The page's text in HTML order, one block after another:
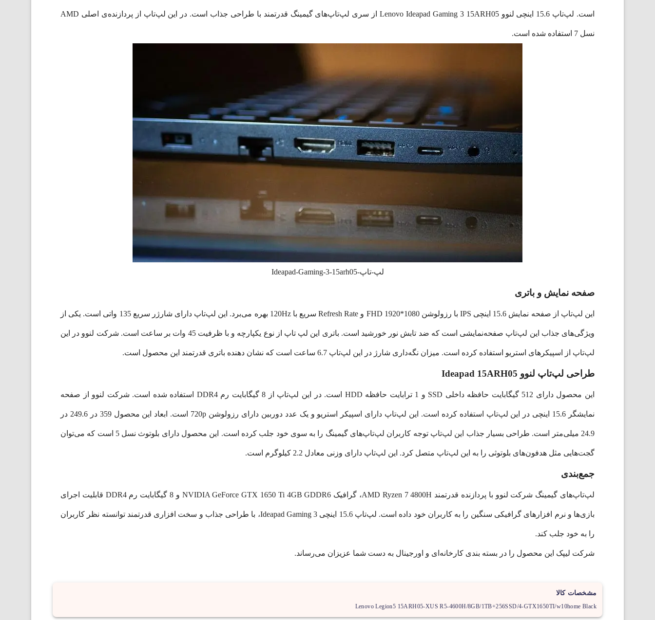
است. لپ‌تاپ 15.6 اینچی لنوو Lenovo Ideapad Gaming 3 15ARH05 از سری لپ‌تاپ‌های گیمینگ قدرتمند با طراحی جذاب است. در این لپ‌تاپ از پردازنده‌ی اصلی AMD
نسل 7 استفاده شده است.
لپ-تاپ-Ideapad-Gaming-3-15arh05
صفحه نمایش و باتری
این لپ‌تاپ از صفحه نمایش 15.6 اینچی IPS با رزولوشن FHD 1920*1080 و Refresh Rate سریع با 120Hz بهره می‌برد. این لپ‌تاپ دارای شارژر سریع 135 واتی است. یکی از
ویژگی‌های جذاب این لپ‌تاپ صفحه‌نمایشی است که ضد تابش نور خورشید است. باتری این لپ تاپ از نوع یکپارچه و با ظرفیت 45 وات بر ساعت است. شرکت لنوو در این
لپ‌تاپ از اسپیکرهای استریو استفاده کرده است. میزان نگه‌داری شارژ در این لپ‌تاپ 6.7 ساعت است که نشان دهنده باتری قدرتمند این محصول است.
طراحی لپ‌تاپ لنوو Ideapad 15ARH05
این محصول دارای 512 گیگابایت حافظه داخلی SSD و 1 ترابایت حافظه HDD است. در این لپ‌تاپ از 8 گیگابایت رم DDR4 استفاده شده است. شرکت لنوو از صفحه
نمایشگر 15.6 اینچی در این لپ‌تاپ استفاده کرده است. این لپ‌تاپ دارای اسپیکر استریو و یک عدد دوربین دارای رزولوشن 720p است. ابعاد این محصول 359 در 249.6 در
24.9 میلی‌متر است. طراحی بسیار جذاب این لپ‌تاپ توجه کاربران لپ‌تاپ‌های گیمینگ را به سوی خود جلب کرده است. این محصول دارای بلوتوث نسل 5 است که می‌توان
گجت‌هایی مثل هدفون‌های بلوتوثی را به این لپ‌تاپ متصل کرد. این لپ‌تاپ دارای وزنی معادل 2.2 کیلوگرم است.
جمع‌بندی
لپ‌تاپ‌های گیمینگ شرکت لنوو با پردازنده قدرتمند AMD Ryzen 7 4800H، گرافیک NVIDIA GeForce GTX 1650 Ti 4GB GDDR6 و 8 گیگابایت رم DDR4 قابلیت اجرای
بازی‌ها و نرم افزار‌های گرافیکی سنگین را به کاربران خود داده است. لپ‌تاپ 15.6 اینچی Ideapad Gaming 3، با طراحی جذاب و سخت افزاری قدرتمند توانسته نظر کاربران
را به خود جلب کند.
شرکت لیپک این محصول را در بسته بندی کارخانه‌ای و اورجینال به دست شما عزیزان می‌رساند.
مشخصات کالا
Lenovo Legion5 15ARH05-XUS R5-4600H/8GB/1TB+256SSD/4-GTX1650TI/w10home Black